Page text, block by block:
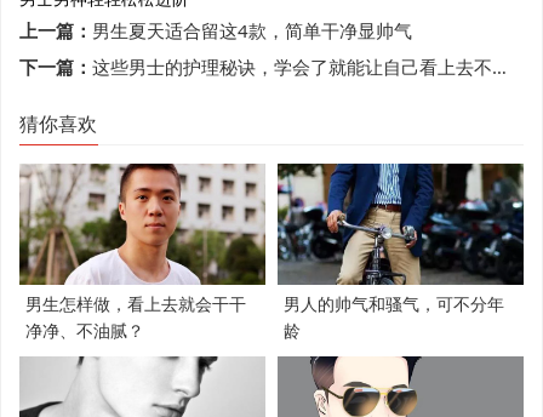
上一篇： 男生夏天适合留这4款，简单干净显帅气
下一篇： 这些男士的护理秘诀，学会了就能让自己看上去不一样
猜你喜欢
男生怎样做，看上去就会干干
净净、不油腻？
男人的帅气和骚气，可不分年
龄